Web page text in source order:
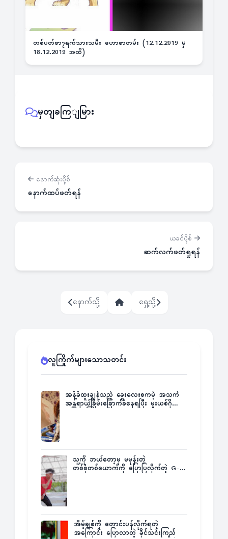
တစ်ပတ်စာ၇ရက်သားသမီး ဟောစာတမ်း (12.12.2019 မှ
18.12.2019 အထိ)
မှတျခကြျမြား
နောက်ဆုံးပို့စ်
နောက်ထပ်ဖတ်ရန်
ယခင်ပို့စ်
ဆက်လက်ဖတ်ရှုရန်
နောက်သို့ ရှေ့သို့
လူကြိုက်များသောသတင်း
အနံ့ခံထူးချွန်သည့် ခွေးလေးစကမ့် အသက်
အန္တရာယ်ခြိမ်းခြောက်ခံနေရပြီး မူးယစ်ဂိုဏ်း
သူ့ကို ဘယ်တော့မှ မမုန်းတဲ့
တစ်စုံတစ်ယောက်ကို ပြောပြလိုက်တဲ့ G-
အိမ့်ချစ်ကို တောင်းပန်လိုက်ရတဲ့
အကြောင်း ပြောလာတဲ့ ခိုင်သင်းကြည်